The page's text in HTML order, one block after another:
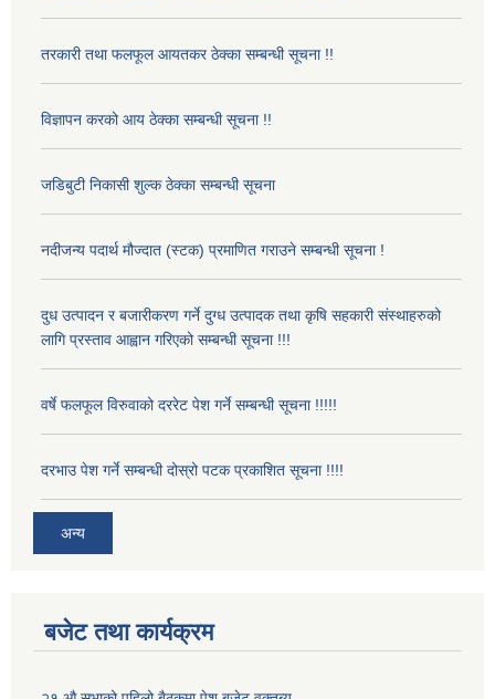
तरकारी तथा फलफूल आयतकर ठेक्का सम्बन्धी सूचना !!
विज्ञापन करको आय ठेक्का सम्बन्धी सूचना !!
जडिबुटी निकासी शुल्क ठेक्का सम्बन्धी सूचना
नदीजन्य पदार्थ मौज्दात (स्टक) प्रमाणित गराउने सम्बन्धी सूचना !
दुध उत्पादन र बजारीकरण गर्ने दुग्ध उत्पादक तथा कृषि सहकारी संस्थाहरुको
लागि प्रस्ताव आह्वान गरिएको सम्बन्धी सूचना !!!
वर्षे फलफूल विरुवाको दररेट पेश गर्ने सम्बन्धी सूचना !!!!!
दरभाउ पेश गर्ने सम्बन्धी दोस्रो पटक प्रकाशित सूचना !!!!
अन्य
बजेट तथा कार्यक्रम